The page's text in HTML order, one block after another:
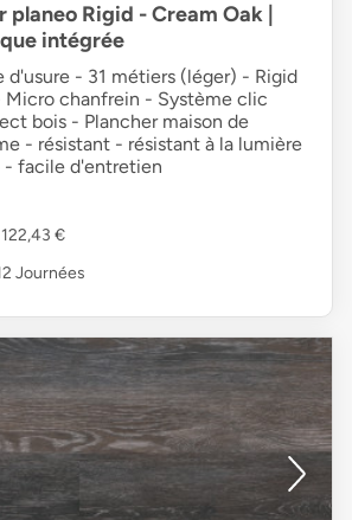
Rigid - Cream Oak |
intégrée
- 31 métiers (léger) - Rigid
Micro chanfrein - Système clic
bois - Plancher maison de
- résistant - résistant à la lumière
facile d'entretien
122,43 €
Journées